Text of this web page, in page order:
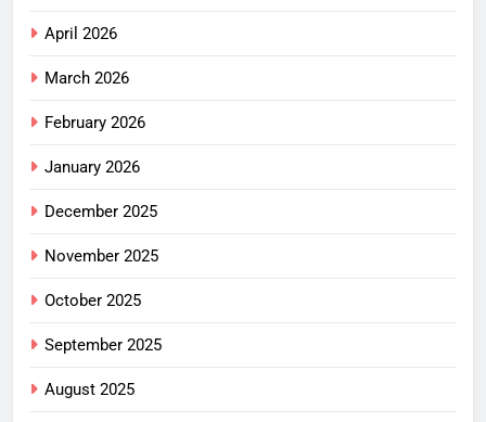
April 2026
March 2026
February 2026
January 2026
December 2025
November 2025
October 2025
September 2025
August 2025